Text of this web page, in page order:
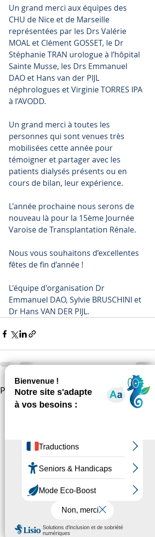
Un grand merci aux équipes des
CHU de Nice et de Marseille
représentées par les Drs Valérie
MOAL et Clément GOSSET, le Dr
Stéphanie TRAN urologue à l’hôpital
Sainte Musse, les Drs Emmanuel
DAO et Hans van der PIJL
néphrologues et Virginie TORRES IPA
à l’AVODD.
Un grand merci à toutes les
personnes qui sont venues très
mobilisées cette année pour
témoigner et partager avec les
patients dialysés présents ou en
cours de bilan, leur expérience.
L'année prochaine nous serons de
nouveau là pour la 15ème Journée
Varoise de Transplantation Rénale.
Nous vous souhaitons d’excellentes
fêtes de fin d’année !
L'équipe d'organisation Dr
Emmanuel DAO, Sylvie BRUSCHINI et
Dr Hans VAN DER PIJL.
Posts récents Voir tout